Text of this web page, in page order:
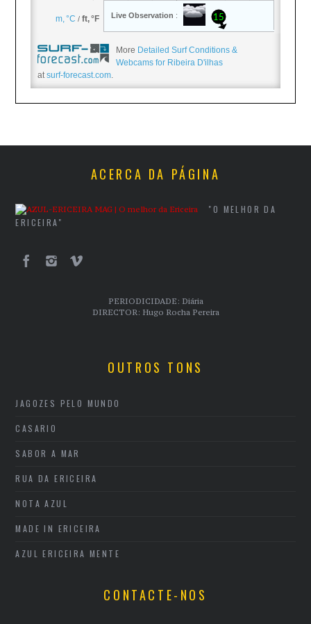
More Detailed Surf Conditions &
Webcams for Ribeira D'ilhas
atsurf-forecast.com.
ACERCA DA PÁGINA
"O MELHOR DA
ERICEIRA"
PERIODICIDADE: Diária
DIRECTOR: Hugo Rocha Pereira
OUTROS TONS
JAGOZES PELO MUNDO
CASARIO
SABOR A MAR
RUA DA ERICEIRA
NOTA AZUL
MADE IN ERICEIRA
AZUL ERICEIRA MENTE
CONTACTE-NOS